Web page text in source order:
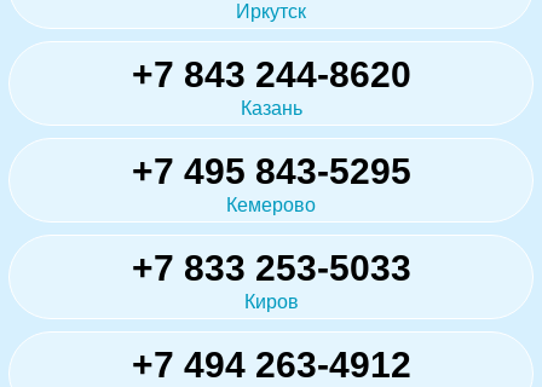
Иркутск
+7 843 244-8620
Казань
+7 495 843-5295
Кемерово
+7 833 253-5033
Киров
+7 494 263-4912